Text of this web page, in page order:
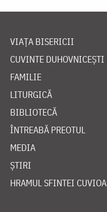
VIAȚA BISERICII
CUVINTE DUHOVNICEȘTI
FAMILIE
LITURGICĂ
BIBLIOTECĂ
ÎNTREABĂ PREOTUL
MEDIA
ȘTIRI
HRAMUL SFINTEI